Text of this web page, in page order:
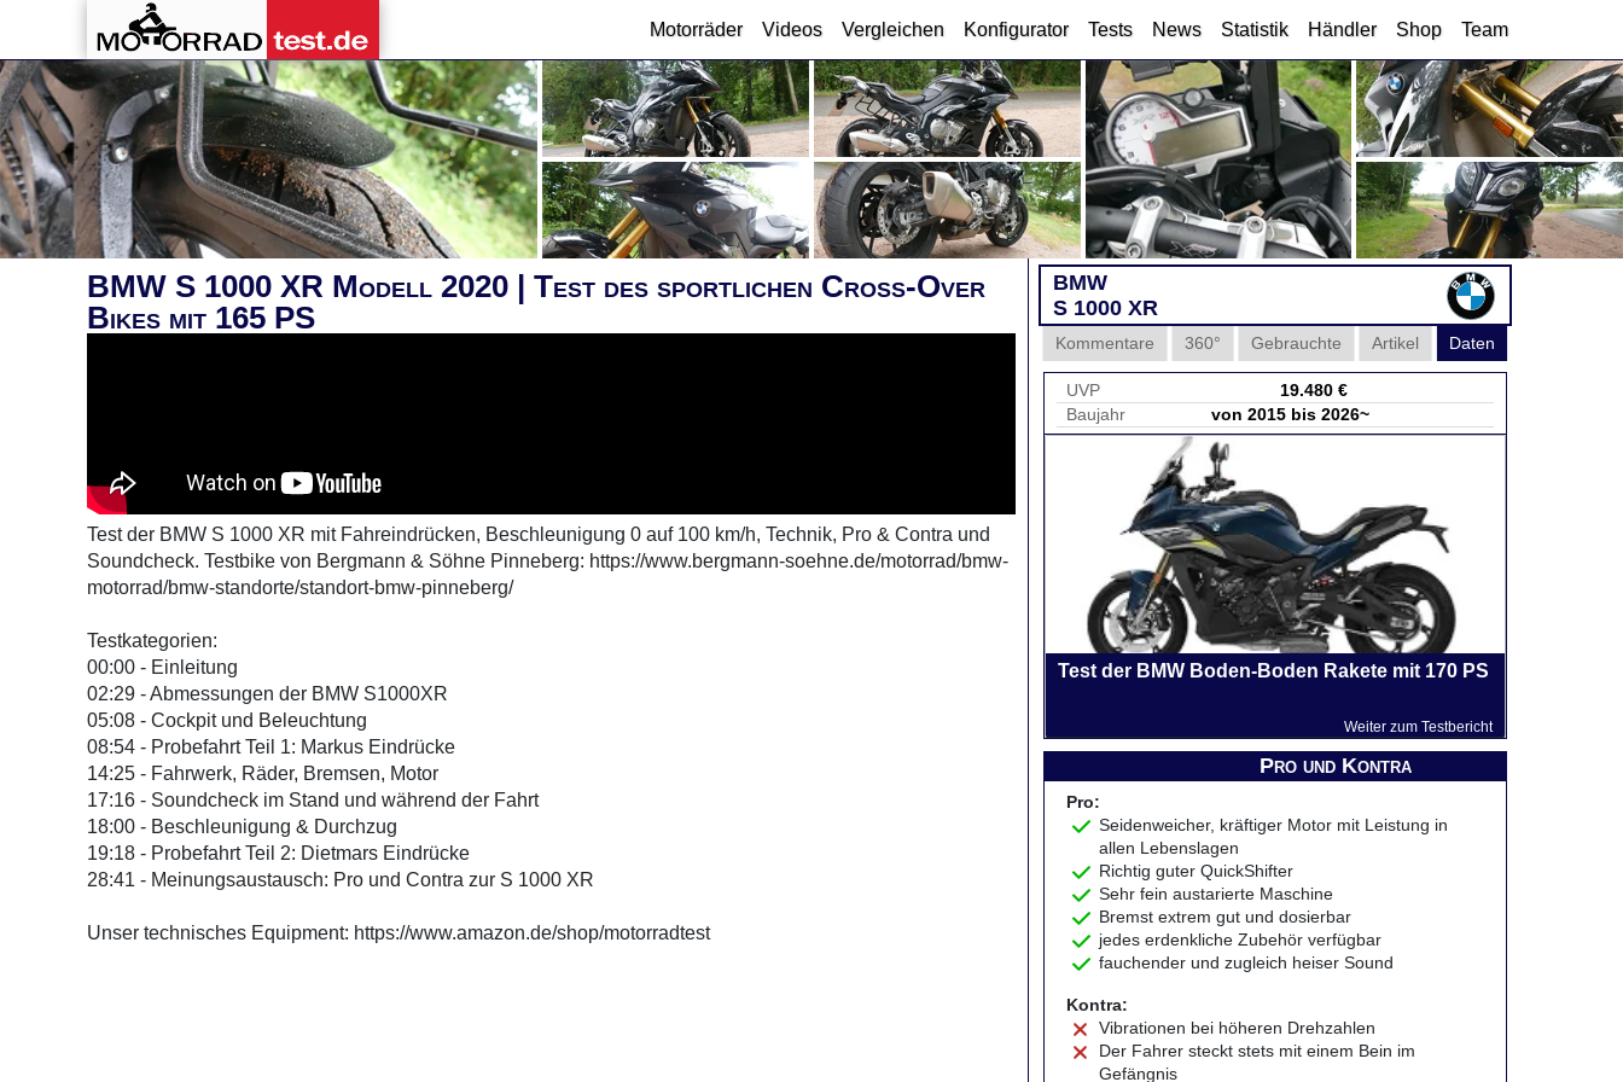
Motorräder Videos Vergleichen Konfigurator Tests News Statistik Händler Shop Team
BMW S 1000 XR Modell 2020 | Test des sportlichen Cross-Over
Bikes mit 165 PS
Test der BMW S 1000 XR mit Fahreindrücken, Beschleunigung 0 auf 100 km/h, Technik, Pro & Contra und
Soundcheck. Testbike von Bergmann & Söhne Pinneberg: https://www.bergmann-soehne.de/motorrad/bmw-
motorrad/bmw-standorte/standort-bmw-pinneberg/
Testkategorien:
00:00 - Einleitung
02:29 - Abmessungen der BMW S1000XR
05:08 - Cockpit und Beleuchtung
08:54 - Probefahrt Teil 1: Markus Eindrücke
14:25 - Fahrwerk, Räder, Bremsen, Motor
17:16 - Soundcheck im Stand und während der Fahrt
18:00 - Beschleunigung & Durchzug
19:18 - Probefahrt Teil 2: Dietmars Eindrücke
28:41 - Meinungsaustausch: Pro und Contra zur S 1000 XR
Unser technisches Equipment: https://www.amazon.de/shop/motorradtest
BMW
S 1000 XR
Daten
Artikel
Gebrauchte
360°
Kommentare
UVP
19.480 €
Baujahr
von 2015 bis 2026~
Test der BMW Boden-Boden Rakete mit 170 PS
Weiter zum Testbericht
Pro und Kontra
Pro:
Seidenweicher, kräftiger Motor mit Leistung in
allen Lebenslagen
Richtig guter QuickShifter
Sehr fein austarierte Maschine
Bremst extrem gut und dosierbar
jedes erdenkliche Zubehör verfügbar
fauchender und zugleich heiser Sound
Kontra:
Vibrationen bei höheren Drehzahlen
Der Fahrer steckt stets mit einem Bein im
Gefängnis